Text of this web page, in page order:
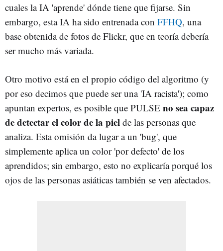
cuales la IA 'aprende' dónde tiene que fijarse. Sin
embargo, esta IA ha sido entrenada con FFHQ, una
base obtenida de fotos de Flickr, que en teoría debería
ser mucho más variada.
Otro motivo está en el propio código del algoritmo (y
por eso decimos que puede ser una 'IA racista'); como
apuntan expertos, es posible que PULSE no sea capaz
de detectar el color de la piel de las personas que
analiza. Esta omisión da lugar a un 'bug', que
simplemente aplica un color 'por defecto' de los
aprendidos; sin embargo, esto no explicaría porqué los
ojos de las personas asiáticas también se ven afectados.